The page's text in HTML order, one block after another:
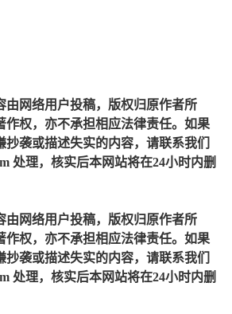
由网络用户投稿，版权归原作者所
作权，亦不承担相应法律责任。如果
袭或描述失实的内容，请联系我们
处理，核实后本网站将在24小时内删
由网络用户投稿，版权归原作者所
作权，亦不承担相应法律责任。如果
袭或描述失实的内容，请联系我们
处理，核实后本网站将在24小时内删